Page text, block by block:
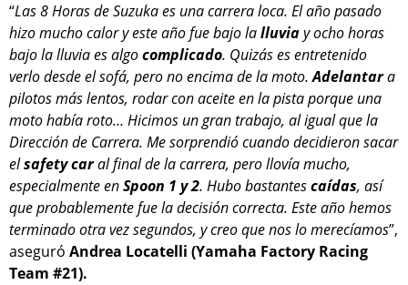
“Las 8 Horas de Suzuka es una carrera loca. El año pasado
hizo mucho calor y este año fue bajo lalluviay ocho horas
bajo la lluvia es algocomplicado. Quizás es entretenido
verlo desde el sofá, pero no encima de la moto.Adelantara
pilotos más lentos, rodar con aceite en la pista porque una
moto había roto… Hicimos un gran trabajo, al igual que la
Dirección de Carrera. Me sorprendió cuando decidieron sacar
elsafety caral final de la carrera, pero llovía mucho,
especialmente enSpoon 1 y 2. Hubo bastantescaídas, así
que probablemente fue la decisión correcta. Este año hemos
terminado otra vez segundos, y creo que nos lo merecíamos”,
aseguró Andrea Locatelli (Yamaha Factory Racing
Team #21).